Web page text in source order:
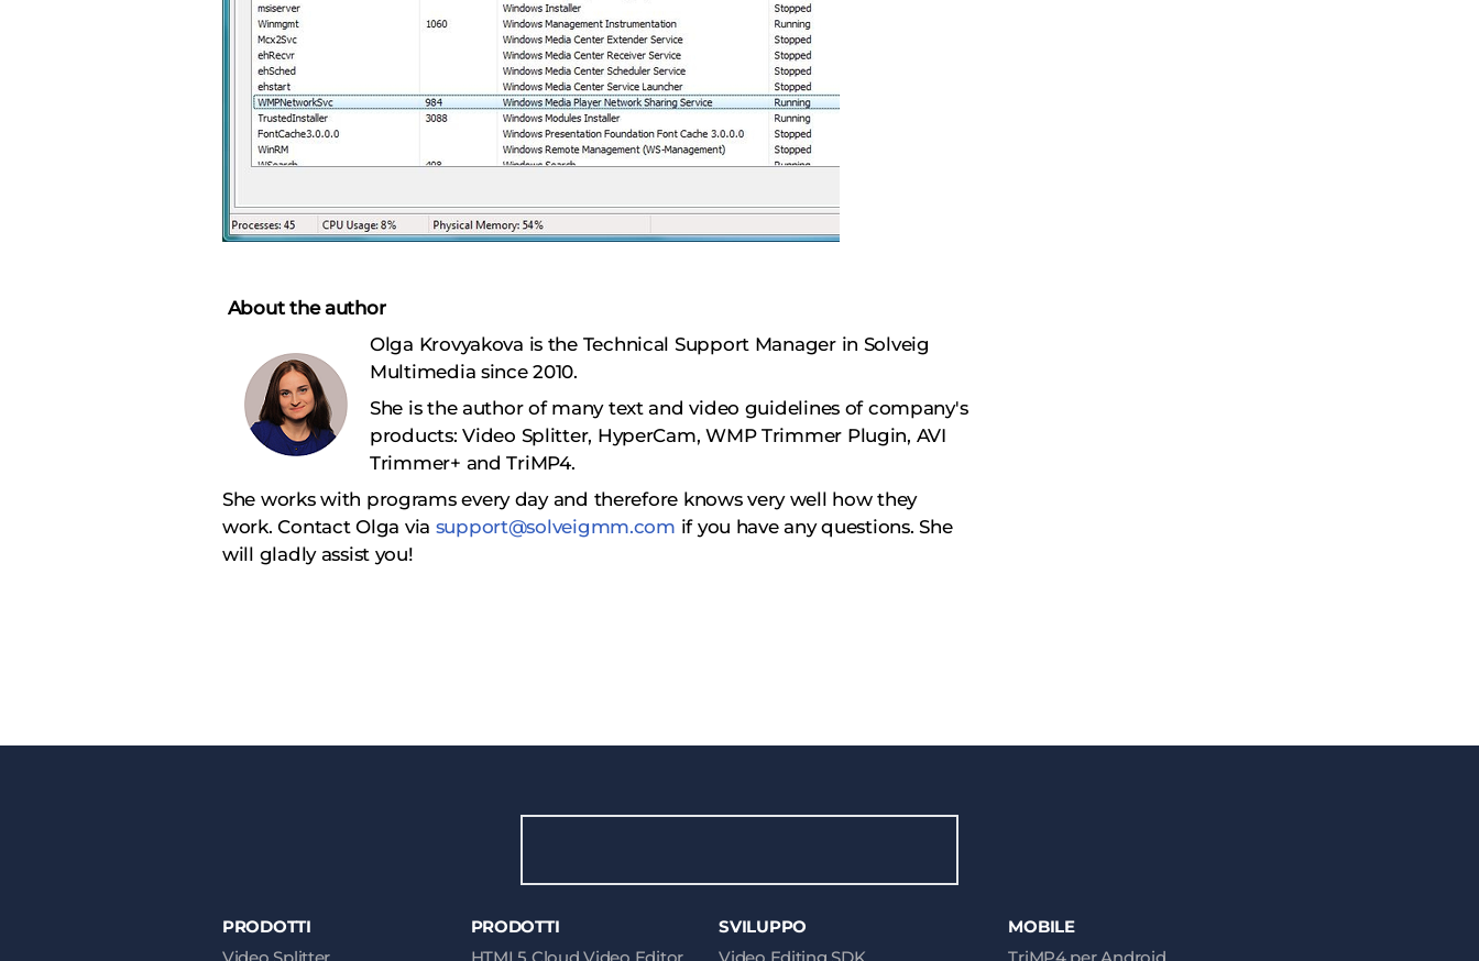
About the author
Olga Krovyakova is the Technical Support Manager in Solveig
Multimedia since 2010.
She is the author of many text and video guidelines of company's
products: Video Splitter, HyperCam, WMP Trimmer Plugin, AVI
Trimmer+ and TriMP4.
She works with programs every day and therefore knows very well how they
work. Сontact Olga via support@solveigmm.com if you have any questions. She
will gladly assist you!
PRODOTTI
PRODOTTI
SVILUPPO
MOBILE